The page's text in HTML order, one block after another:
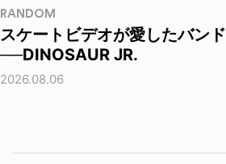
RANDOM
スケートビデオが愛したバンド
──DINOSAUR JR.
2026.08.06